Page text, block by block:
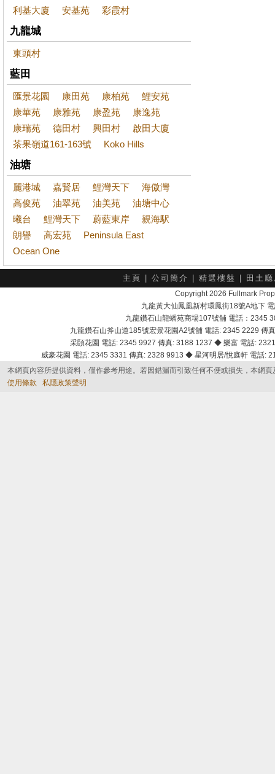
利基大廈 安基苑 彩霞村
九龍城
東頭村
藍田
匯景花園 康田苑 康柏苑
鯉安苑
康華苑
康雅苑 康盈苑
康逸苑
康瑞苑
德田村 興田村
啟田大廈
茶果嶺道161-163號
Koko Hills
油塘
麗港城 嘉賢居 鯉灣天下
海傲灣
高俊苑
油翠苑 油美苑
油塘中心
曦台
鯉灣天下 蔚藍東岸
親海駅
朗譽
高宏苑
Peninsula East
Ocean One
主頁 公司簡介 精選樓盤 田土
Copyright 2026 Fullmark
九龍黃大仙鳳凰新村環鳳街18號A地下
九龍鑽石山龍蟠苑商場107號舖 電話：2345
九龍鑽石山斧山道185號宏景花園A2號舖 電話: 2345 2229
采頣花園 電話: 2345 9927 傳真: 3188 1237 ◆ 樂富 電話:
威豪花園 電話: 2345 3331 傳真: 2328 9913 ◆ 星河明居/悅庭軒 電話
本網頁內容所提供資料，僅作參考用途。若因錯漏而引致任何不便或損失，本網
使用條款
私隱政策聲明